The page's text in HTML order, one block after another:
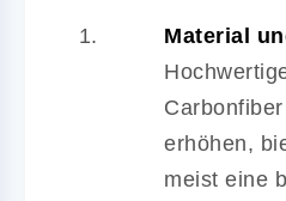
Material
erhöhen,
meist eine